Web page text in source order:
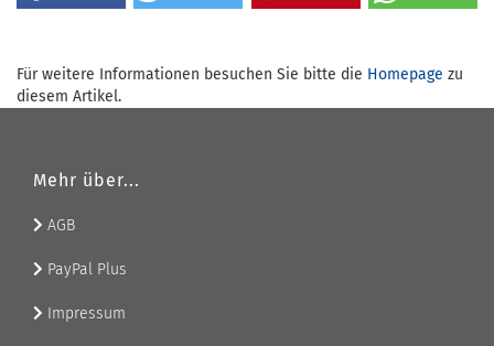
Für weitere Informationen besuchen Sie bitte die Homepage zu
diesem Artikel.
Mehr über...
AGB
PayPal Plus
Impressum